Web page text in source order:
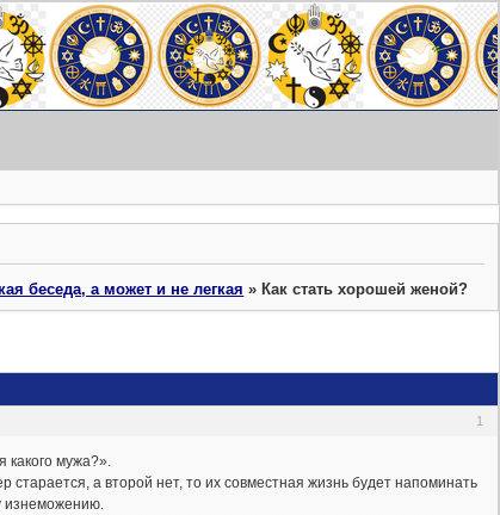
беседа, а может и не легкая »Как стать хорошей женой?
1
какого мужа?».
а второй нет, то их совместная жизнь будет напоминать
изнеможению.